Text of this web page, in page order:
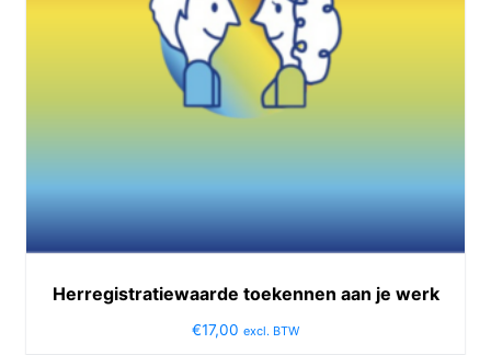
Herregistratiewaarde toekennen aan je werk
€17,00 excl. BTW